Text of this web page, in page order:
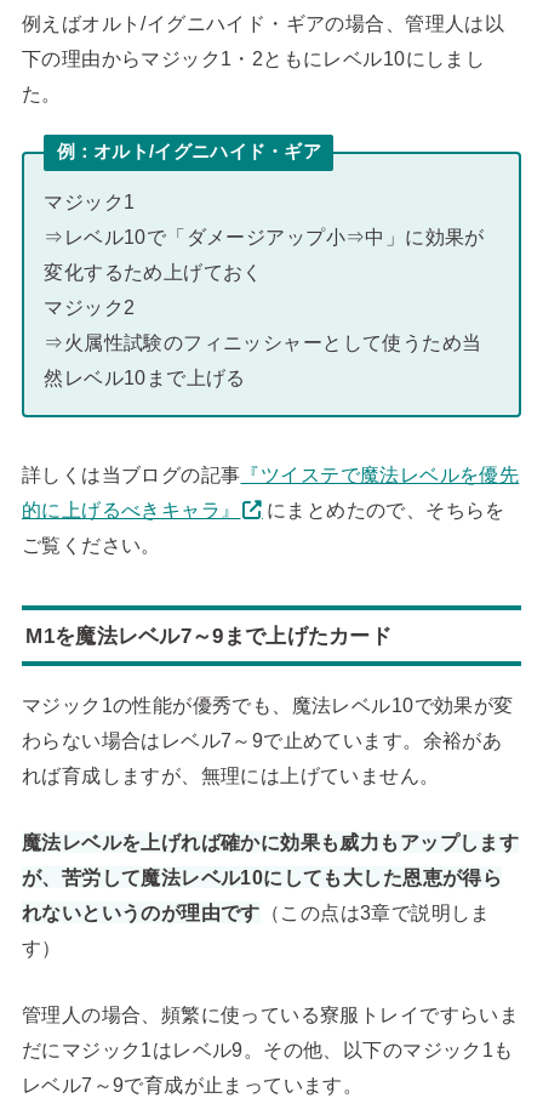
例えばオルト/イグニハイド・ギアの場合、管理人は以
下の理由からマジック1・2ともにレベル10にしまし
た。
例：オルト/イグニハイド・ギア
マジック1
⇒レベル10で「ダメージアップ小⇒中」に効果が
変化するため上げておく
マジック2
⇒火属性試験のフィニッシャーとして使うため当
然レベル10まで上げる
詳しくは当ブログの記事 『ツイステで魔法レベルを優先
的に上げるべきキャラ』
にまとめたので、そちらを
ご覧ください。
M1を魔法レベル7～9まで上げたカード
マジック1の性能が優秀でも、魔法レベル10で効果が変
わらない場合はレベル7～9で止めています。余裕があ
れば育成しますが、無理には上げていません。
魔法レベルを上げれば確かに効果も威力もアップします
が、苦労して魔法レベル10にしても大した恩恵が得ら
れないというのが理由です （この点は3章で説明しま
す）
管理人の場合、頻繁に使っている寮服トレイですらいま
だにマジック1はレベル9。その他、以下のマジック1も
レベル7～9で育成が止まっています。